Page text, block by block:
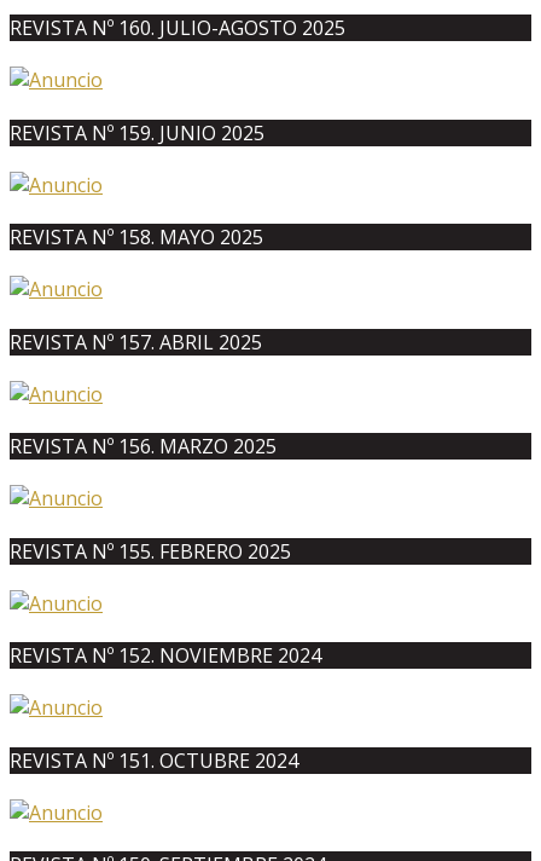
REVISTA Nº 160. JULIO-AGOSTO 2025
REVISTA Nº 159. JUNIO 2025
REVISTA Nº 158. MAYO 2025
REVISTA Nº 157. ABRIL 2025
REVISTA Nº 156. MARZO 2025
REVISTA Nº 155. FEBRERO 2025
REVISTA Nº 152. NOVIEMBRE 2024
REVISTA Nº 151. OCTUBRE 2024